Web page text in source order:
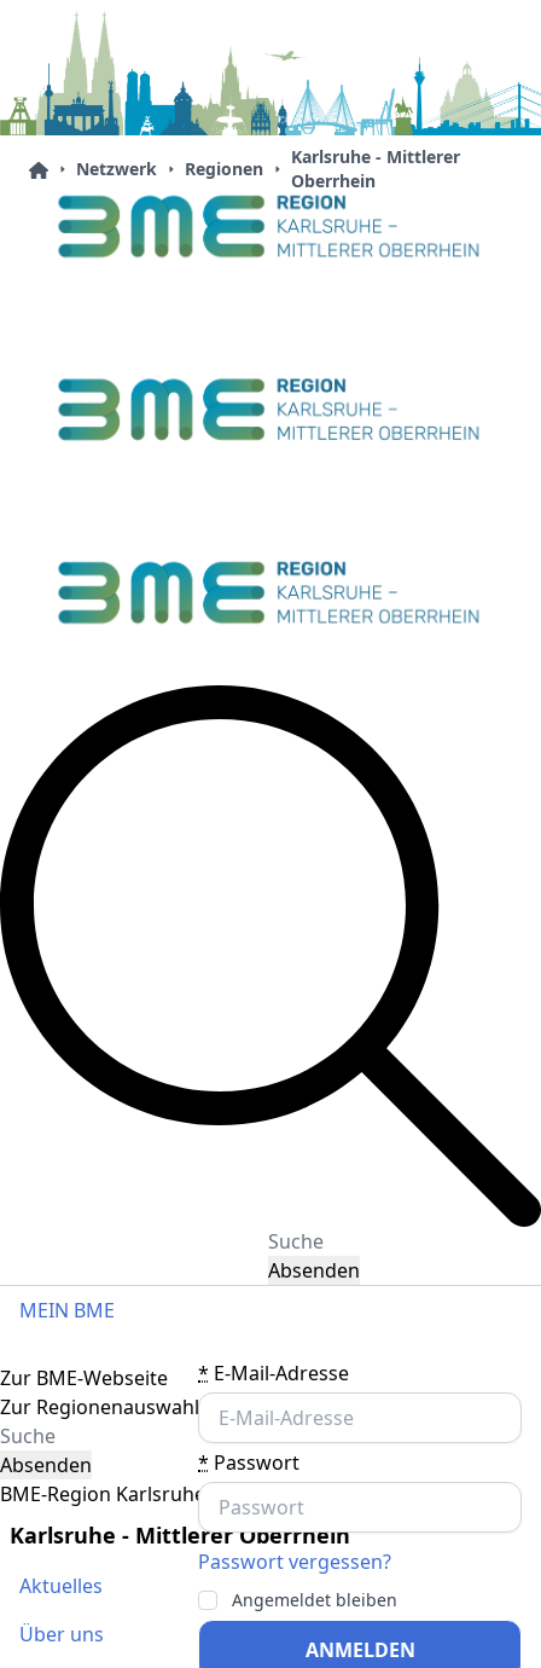
Netzwerk Regionen
Karlsruhe - Mittlerer
Oberrhein
Absenden
MEIN BME
* E-Mail-Adresse
* Passwort
Passwort vergessen?
Angemeldet bleiben
ANMELDEN
Toggle navigation
Zur BME-Webseite
Zur Regionenauswahl
Absenden
BME-Region Karlsruhe - Mittlerer Oberrhein
Karlsruhe - Mittlerer Oberrhein
Aktuelles
Über uns